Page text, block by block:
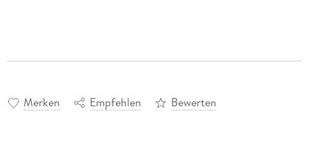
Merken Empfehlen Bewerten